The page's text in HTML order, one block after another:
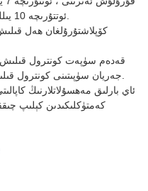
ئوتتۇرىچە 10 يىللىق تەجرىبىسى بار مۇلازىمەت ئەترىتى.
جەريان سۈپىتىنى كونترول قىلىش ، چىقىش سۈپىتىنى كونترول قىلىش.
كەمتۈكلىكىدىن كېلىپ